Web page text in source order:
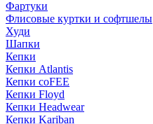
Фартуки
Флисовые куртки и софтшелы
Худи
Шапки
Кепки
Кепки Atlantis
Кепки coFEE
Кепки Floyd
Кепки Headwear
Кепки Kariban